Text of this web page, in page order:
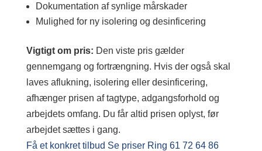
Dokumentation af synlige mårskader
Mulighed for ny isolering og desinficering
Vigtigt om pris: Den viste pris gælder
gennemgang og fortrængning. Hvis der også skal
laves aflukning, isolering eller desinficering,
afhænger prisen af tagtype, adgangsforhold og
arbejdets omfang. Du får altid prisen oplyst, før
arbejdet sættes i gang.
Få et konkret tilbud Se priser Ring 61 72 64 86